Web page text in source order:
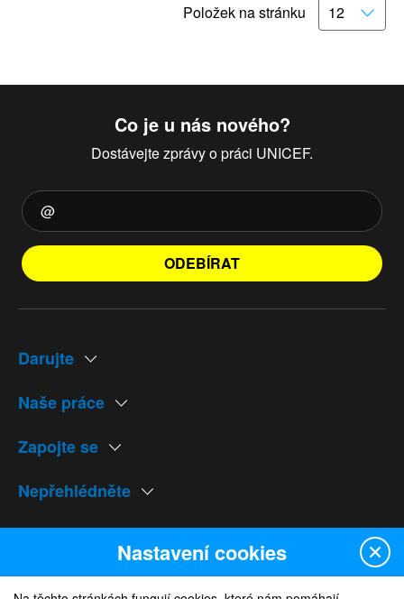
Položek na stránku
Co je u nás nového?
Dostávejte zprávy o práci UNICEF.
ODEBÍRAT
Darujte
Naše práce
Zapojte se
Nepřehlédněte
Naše weby
Nastavení cookies